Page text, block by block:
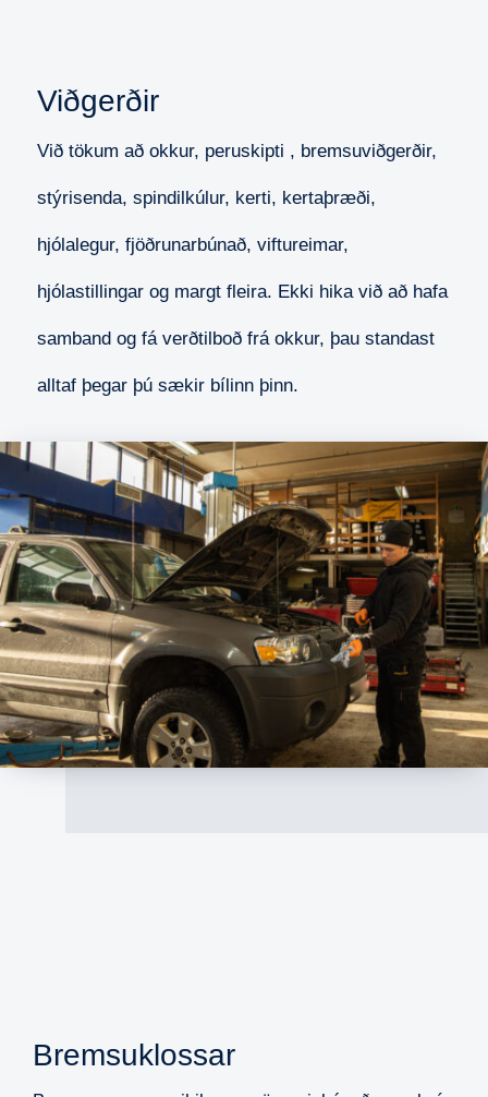
Viðgerðir
Við tökum að okkur, peruskipti , bremsuviðgerðir,
stýrisenda, spindilkúlur, kerti, kertaþræði,
hjólalegur, fjöðrunarbúnað, viftureimar,
hjólastillingar og margt fleira. Ekki hika við að hafa
samband og fá verðtilboð frá okkur, þau standast
alltaf þegar þú sækir bílinn þinn.
Bremsuklossar